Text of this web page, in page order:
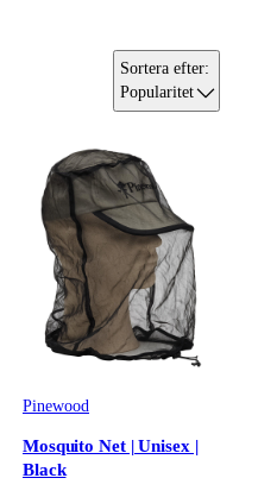
Sortera efter:
Popularitet
Pinewood
Mosquito Net | Unisex |
Black